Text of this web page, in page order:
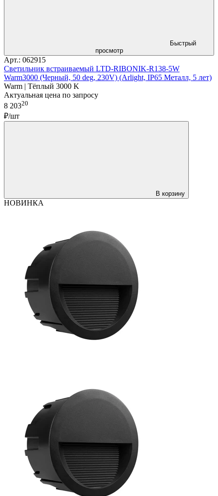
Быстрый
просмотр
Арт.: 062915
Светильник встраиваемый LTD-RIBONIK-R138-5W
Warm3000 (Черный, 50 deg, 230V) (Arlight, IP65 Металл, 5 лет)
Warm | Тёплый 3000 K
Актуальная цена по запросу
8 20320
₽/шт
В корзину
НОВИНКА